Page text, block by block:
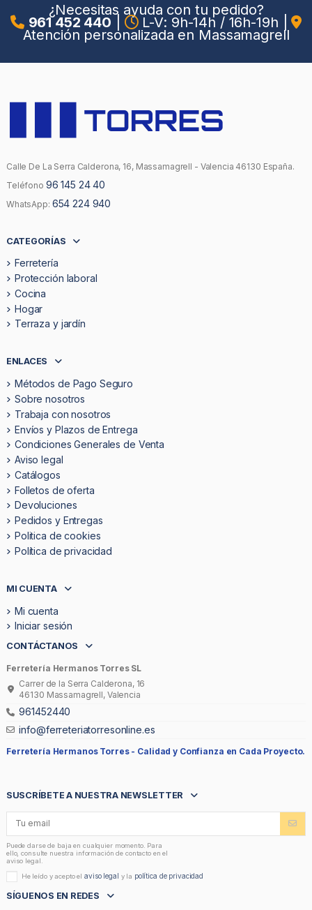
¿Necesitas ayuda con tu pedido?
961 452 440 L-V: 9h-14h / 16h-19h
Atención personalizada en Massamagrell
Calle De La Serra Calderona, 16, Massamagrell - Valencia 46130 España.
Teléfono 96 145 24 40
WhatsApp: 654 224 940
CATEGORÍAS
Ferretería
Protección laboral
Cocina
Hogar
Terraza y jardín
ENLACES
Métodos de Pago Seguro
Sobre nosotros
Trabaja con nosotros
Envíos y Plazos de Entrega
Condiciones Generales de Venta
Aviso legal
Catálogos
Folletos de oferta
Devoluciones
Pedidos y Entregas
Politica de cookies
Política de privacidad
MI CUENTA
Mi cuenta
Iniciar sesión
CONTÁCTANOS
Ferretería Hermanos Torres SL
Carrer de la Serra Calderona, 16
46130 Massamagrell, Valencia
961452440
info@ferreteriatorresonline.es
Ferretería Hermanos Torres - Calidad y Confianza en Cada Proyecto.
SUSCRÍBETE A NUESTRA NEWSLETTER
Puede darse de baja en cualquier momento. Para
ello, consulte nuestra información de contacto en el
aviso legal.
He leído y acepto elaviso legal y la política de privacidad
SÍGUENOS EN REDES